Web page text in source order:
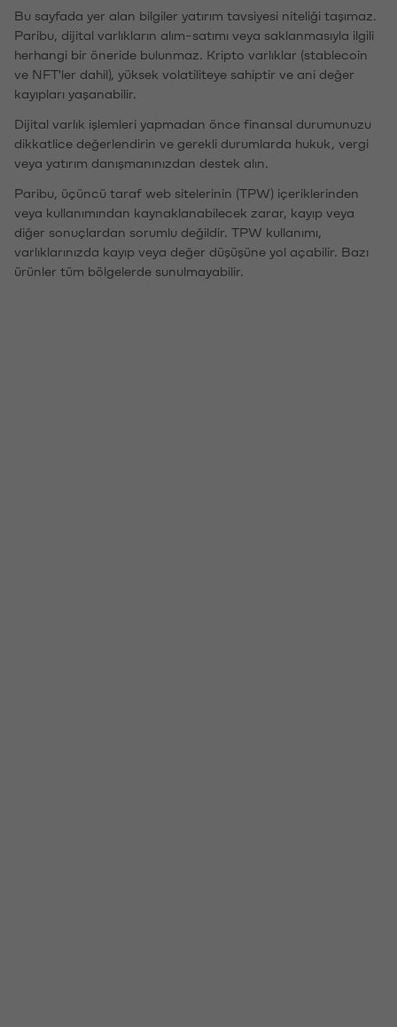
Bu sayfada yer alan bilgiler yatırım tavsiyesi niteliği taşımaz.
Paribu, dijital varlıkların alım-satımı veya saklanmasıyla ilgili
herhangi bir öneride bulunmaz. Kripto varlıklar (stablecoin
ve NFT'ler dahil), yüksek volatiliteye sahiptir ve ani değer
kayıpları yaşanabilir.
Dijital varlık işlemleri yapmadan önce finansal durumunuzu
dikkatlice değerlendirin ve gerekli durumlarda hukuk, vergi
veya yatırım danışmanınızdan destek alın.
Paribu, üçüncü taraf web sitelerinin (TPW) içeriklerinden
veya kullanımından kaynaklanabilecek zarar, kayıp veya
diğer sonuçlardan sorumlu değildir. TPW kullanımı,
varlıklarınızda kayıp veya değer düşüşüne yol açabilir. Bazı
ürünler tüm bölgelerde sunulmayabilir.